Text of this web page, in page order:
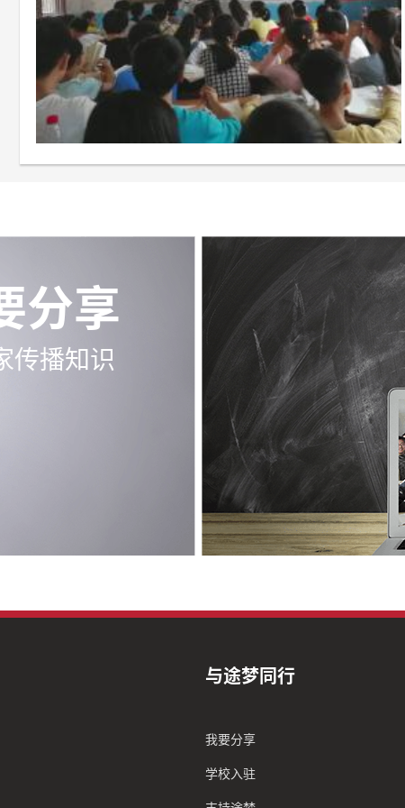
分享
传播知识
与途梦同行
我要分享
学校入驻